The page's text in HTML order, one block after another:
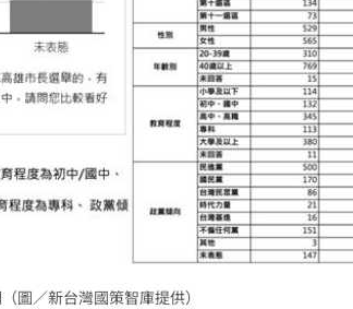
圖／新台灣國策智庫提供）